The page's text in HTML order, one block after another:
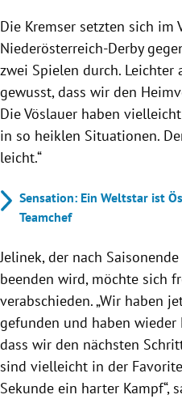
Die Kremser setzten sich im
Niederösterreich-Derby
zwei Spielen durch. Leichter
gewusst, dass wir den
Die Vöslauer haben
in so heiklen Situationen.
leicht.“
Sensation: Ein Weltstar ist
Teamchef
Jelinek, der nach
beenden wird, möchte sich
verabschieden. „Wir haben
gefunden und haben wieder
dass wir den nächsten
sind vielleicht in der
Sekunde ein harter Kampf“,